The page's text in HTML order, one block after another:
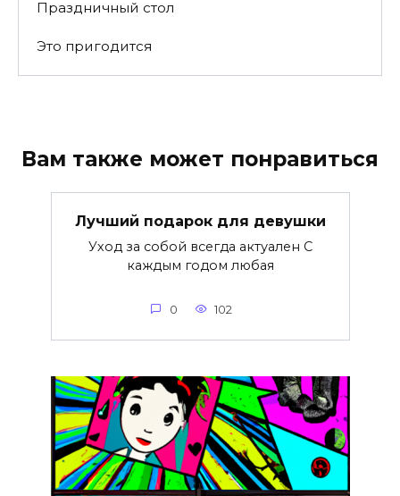
Праздничный стол
Это пригодится
Вам также может понравиться
Лучший подарок для девушки
Уход за собой всегда актуален С
каждым годом любая
0 102